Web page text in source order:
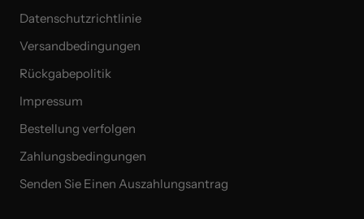
Datenschutzrichtlinie
Versandbedingungen
Rückgabepolitik
Impressum
Bestellung verfolgen
Zahlungsbedingungen
Senden Sie Einen Auszahlungsantrag